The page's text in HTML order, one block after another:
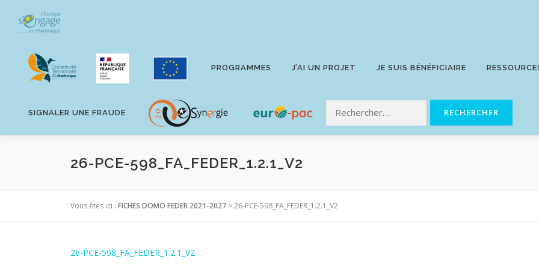
contenu
PROGRAMMES J’AI UN PROJET JE SUIS BÉNÉFICIAIRE
SIGNALER UNE FRAUDE
26-PCE-598_FA_FEDER_1.2.1_V2
Vous êtes ici : FICHES DOMO FEDER 2021-2027 >26-PCE-598_FA_FEDER_1.2.1_V2
26-PCE-598_FA_FEDER_1.2.1_V2